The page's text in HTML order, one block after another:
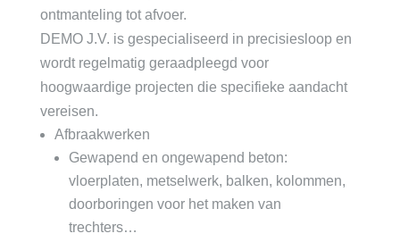
ontmanteling tot afvoer.
DEMO J.V. is gespecialiseerd in precisiesloop en
wordt regelmatig geraadpleegd voor
hoogwaardige projecten die specifieke aandacht
vereisen.
Afbraakwerken
Gewapend en ongewapend beton:
vloerplaten, metselwerk, balken, kolommen,
doorboringen voor het maken van
trechters…